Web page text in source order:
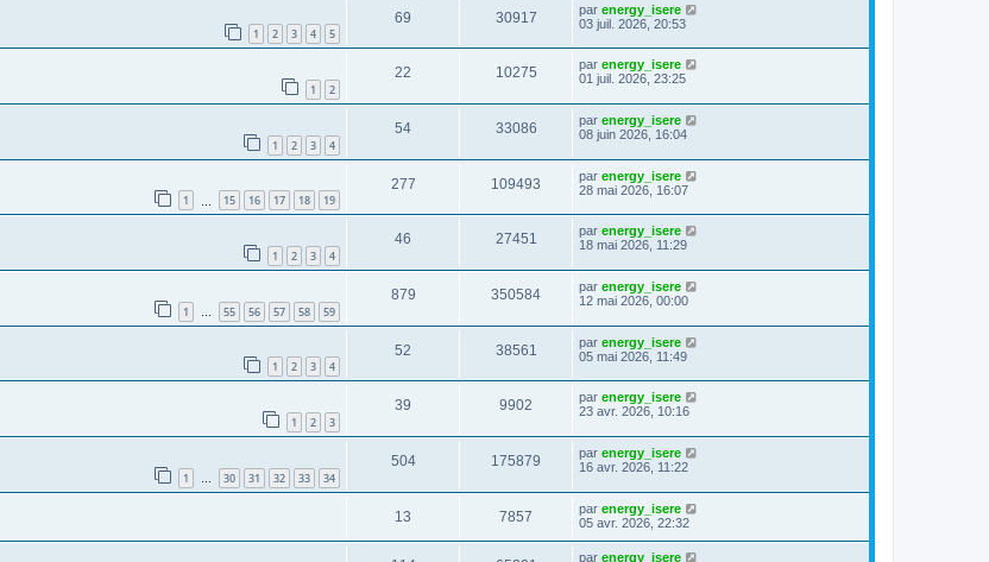
1 2 3 4 5
69 30917 par energy_isere
03 juil. 2026, 20:53
1 2
22 10275 par energy_isere
01 juil. 2026, 23:25
1 2 3 4
54 33086 par energy_isere
08 juin 2026, 16:04
1 15 16 17 18 19
277 109493 par energy_isere
28 mai 2026, 16:07
1 2 3 4
46 27451 par energy_isere
18 mai 2026, 11:29
1 … 55 56 57 58 59
879 350584 par energy_isere
12 mai 2026, 00:00
1 2 3 4
52 38561 par energy_isere
05 mai 2026, 11:49
1 2 3
39 9902 par energy_isere
23 avr. 2026, 10:16
1 … 30 31 32 33 34
504 175879 par energy_isere
16 avr. 2026, 11:22
13 7857 par energy_isere
05 avr. 2026, 22:32
par energy_isere